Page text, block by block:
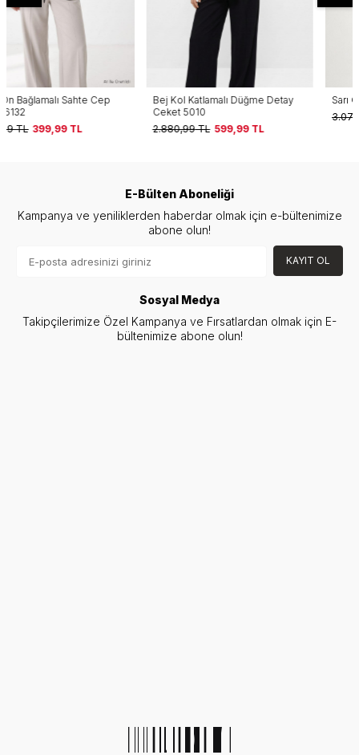
Bej Kol Katlamalı Düğme Detay
Ceket 5010
2.880,99TL 599,99
Sarı Cep Detay Ceket 6023-3
3.074,00
E-Bülten Aboneliği
Kampanya ve yeniliklerden haberdar olmak için e-bültenimize
abone olun!
KAYIT OL
Sosyal Medya
Takipçilerimize Özel Kampanya ve Fırsatlardan olmak için E-
bültenimize abone olun!